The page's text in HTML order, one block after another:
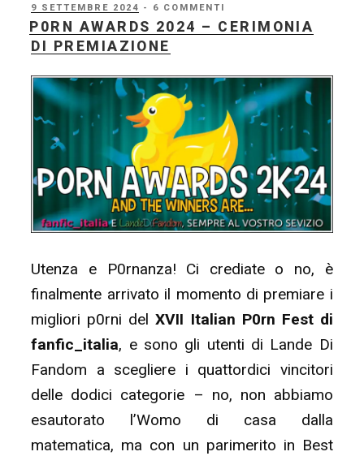
PUBBLICATO
IL
9 SETTEMBRE 2024 - 6 COMMENTI
P0RN AWARDS 2024 – CERIMONIA
DI PREMIAZIONE
Utenza e P0rnanza! Ci crediate o no, è
finalmente arrivato il momento di premiare i
migliori p0rni delXVII Italian P0rn Fest di
fanfic_italia, e sono gli utenti di Lande Di
Fandom a scegliere i quattordici vincitori
delle dodici categorie – no, non abbiamo
esautorato l’Womo di casa dalla
matematica, ma con un parimerito in Best